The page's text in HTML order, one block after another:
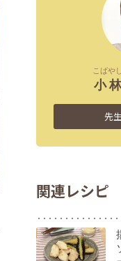
小林
こばやし
先
関連レシピ